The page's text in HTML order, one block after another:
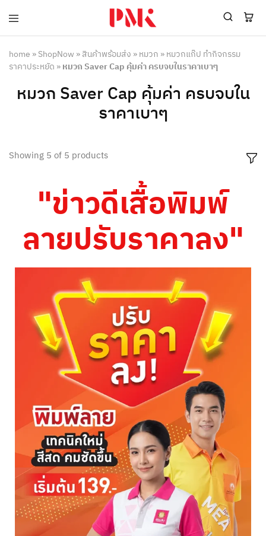
PMK
ผู้
ผลิต
สินค้า
แบรนด์
โลโก้
ผู้
เสื้อ
โปโล
ยูนิฟอร์ม
มาตรฐาน
ISO9001
เขียว
ระดับ
home »ShopNow »สินค้าพร้อมส่ง »หมวก »หมวกแก๊ป ทำกิจกรรม
ราคาประหยัด »หมวก Saver Cap คุ้มค่า ครบจบในราคาเบาๆ
หมวก Saver Cap คุ้มค่า ครบจบใน
ราคาเบาๆ
Showing 5 of 5 products
"ข่าวดีเสื้อพิมพ์
ลายปรับราคาลง"